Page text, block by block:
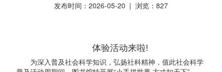
发布时间：2026-05-20 | 浏览： 827
体验活动来啦!
为深入普及社会科学知识，弘扬社科精神，值此社会科学